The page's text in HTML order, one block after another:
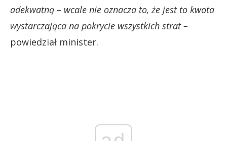
adekwatną – wcale nie oznacza to, że jest to kwota
wystarczająca na pokrycie wszystkich strat –
powiedział minister.